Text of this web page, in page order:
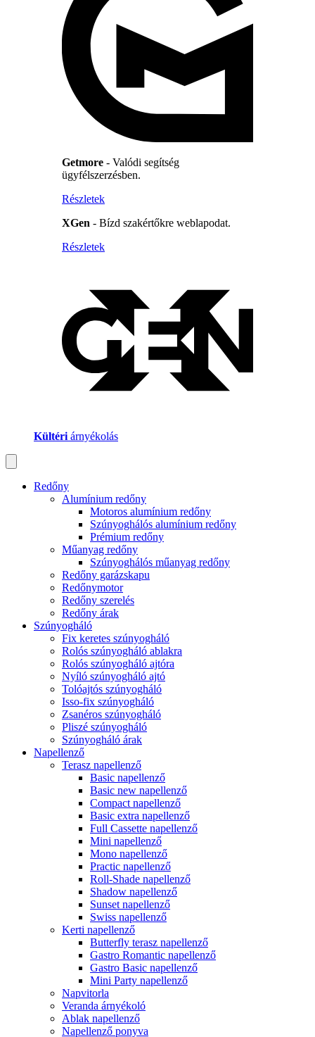
Getmore - Valódi segítség
ügyfélszerzésben.
Részletek
XGen - Bízd szakértőkre weblapodat.
Részletek
Kültéri árnyékolás
Redőny
Alumínium redőny
Motoros alumínium redőny
Szúnyoghálós alumínium redőny
Prémium redőny
Műanyag redőny
Szúnyoghálós műanyag redőny
Redőny garázskapu
Redőnymotor
Redőny szerelés
Redőny árak
Szúnyogháló
Fix keretes szúnyogháló
Rolós szúnyogháló ablakra
Rolós szúnyogháló ajtóra
Nyíló szúnyogháló ajtó
Tolóajtós szúnyogháló
Isso-fix szúnyogháló
Zsanéros szúnyogháló
Pliszé szúnyogháló
Szúnyogháló árak
Napellenző
Terasz napellenző
Basic napellenző
Basic new napellenző
Compact napellenző
Basic extra napellenző
Full Cassette napellenző
Mini napellenző
Mono napellenző
Practic napellenző
Roll-Shade napellenző
Shadow napellenző
Sunset napellenző
Swiss napellenző
Kerti napellenző
Butterfly terasz napellenző
Gastro Romantic napellenző
Gastro Basic napellenző
Mini Party napellenző
Napvitorla
Veranda árnyékoló
Ablak napellenző
Napellenző ponyva